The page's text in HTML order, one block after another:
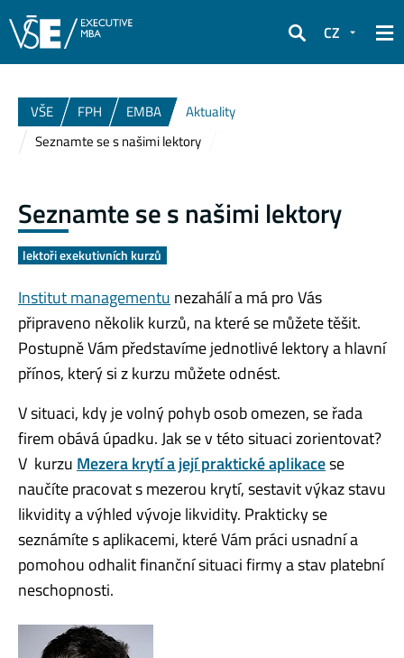
Hledat
CZ
VŠE FPH EMBA
Aktuality
Seznamte se s našimi lektory
Seznamte se s našimi lektory
lektoři exekutivních kurzů
Institut managementu nezahálí a má pro Vás
připraveno několik kurzů, na které se můžete těšit.
Postupně Vám představíme jednotlivé lektory a hlavní
přínos, který si z kurzu můžete odnést.
V situaci, kdy je volný pohyb osob omezen, se řada
firem obává úpadku. Jak se v této situaci zorientovat?
V kurzu Mezera krytí a její praktické aplikacese
naučíte pracovat s mezerou krytí, sestavit výkaz stavu
likvidity a výhled vývoje likvidity. Prakticky se
seznámíte s aplikacemi, které Vám práci usnadní a
pomohou odhalit finanční situaci firmy a stav platební
neschopnosti.